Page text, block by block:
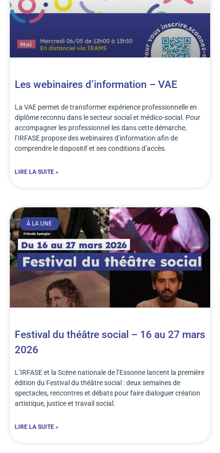
Les webinaires d’information – VAE
La VAE permet de transformer expérience professionnelle en
diplôme reconnu dans le secteur social et médico-social. Pour
accompagner les professionnel·les dans cette démarche,
l’IRFASE propose des webinaires d’information afin de
comprendre le dispositif et ses conditions d’accès.
LIRE LA SUITE »
À LA UNE
Festival du théâtre social – 16 au 27 mars
2026
L’IRFASE et la Scène nationale de l’Essonne lancent la première
édition du Festival du théâtre social : deux semaines de
spectacles, rencontres et débats pour faire dialoguer création
artistique, justice et travail social.
LIRE LA SUITE »